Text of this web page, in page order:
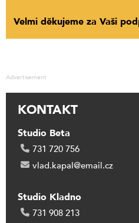
Velmi děkujeme za Vaši
Advertisement
KONTAKT
Studio Beta
731 720 756
vlad.kapal@email.cz
Studio Kladno
731 908 213